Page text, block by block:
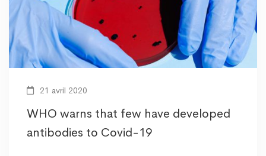
21 avril 2020
WHO warns that few have developed
antibodies to Covid-19